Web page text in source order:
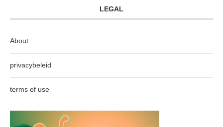
LEGAL
About
privacybeleid
terms of use